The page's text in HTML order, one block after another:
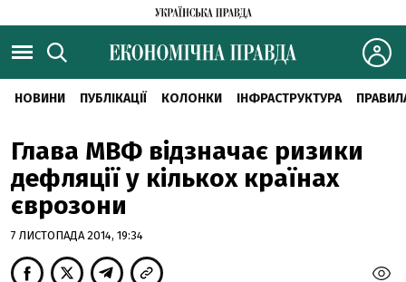
НОВИНИ ПУБЛІКАЦІЇ КОЛОНКИ ІНФРАСТРУКТУРА
Глава МВФ відзначає ризики
дефляції у кількох країнах
єврозони
7 ЛИСТОПАДА 2014, 19:34